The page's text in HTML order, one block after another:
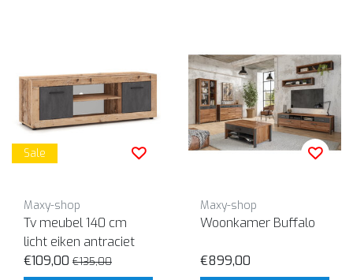
Sale
Maxy-shop
Tv meubel 140 cm
licht eiken antraciet
€109,00 €135,00
Maxy-shop
Woonkamer Buffalo
€899,00